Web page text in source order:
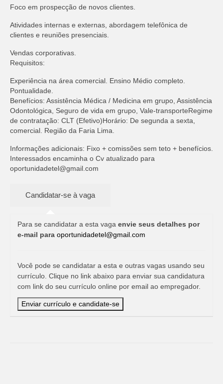
Foco em prospecção de novos clientes.
Atividades internas e externas, abordagem telefônica de
clientes e reuniões presenciais.
Vendas corporativas.
Requisitos:
Experiência na área comercial. Ensino Médio completo.
Pontualidade.
Benefícios: Assistência Médica / Medicina em grupo, Assistência
Odontológica, Seguro de vida em grupo, Vale-transporteRegime
de contratação: CLT (Efetivo)Horário: De segunda a sexta,
comercial. Região da Faria Lima.
Informações adicionais: Fixo + comissões sem teto + benefícios.
Interessados encaminha o Cv atualizado para
oportunidadetel@gmail.com
Para se candidatar a esta vaga envie seus detalhes por
e-mail para oportunidadetel@gmail.com
Você pode se candidatar a esta e outras vagas usando seu
currículo. Clique no link abaixo para enviar sua candidatura
com link do seu currículo online por email ao empregador.